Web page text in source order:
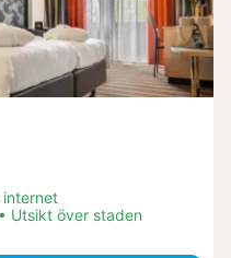
Utsikt över staden